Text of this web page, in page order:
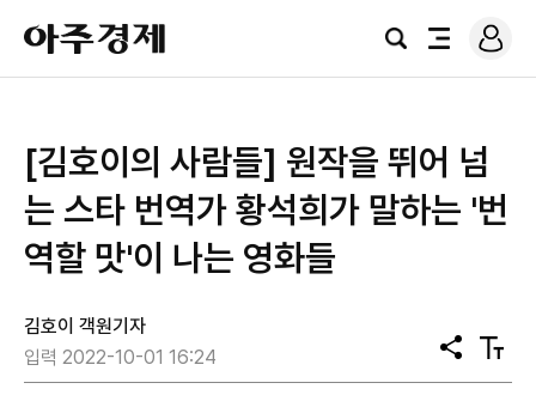
아
주
경
검
전
로
그
[김호이의 사람들] 원작을 뛰어 넘
는 스타 번역가 황석희가 말하는 '번
역할 맛'이 나는 영화들
김호이 객원기자
입력 2022-10-01 16:24
공
유
텍
스